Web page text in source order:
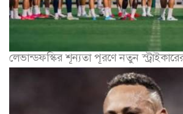
লেভান্ডফস্কির শূন্যতা পূরণে নতুন